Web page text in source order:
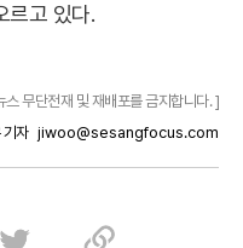
르고 있다.
무단전재 및 재배포를 금지합니다. ]
자 jiwoo@sesangfocus.com